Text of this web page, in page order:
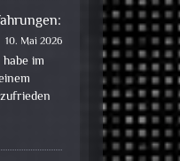
10. Mai 2026
im